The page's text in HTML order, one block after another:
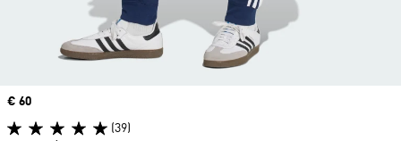
Precio
€ 60
(39)